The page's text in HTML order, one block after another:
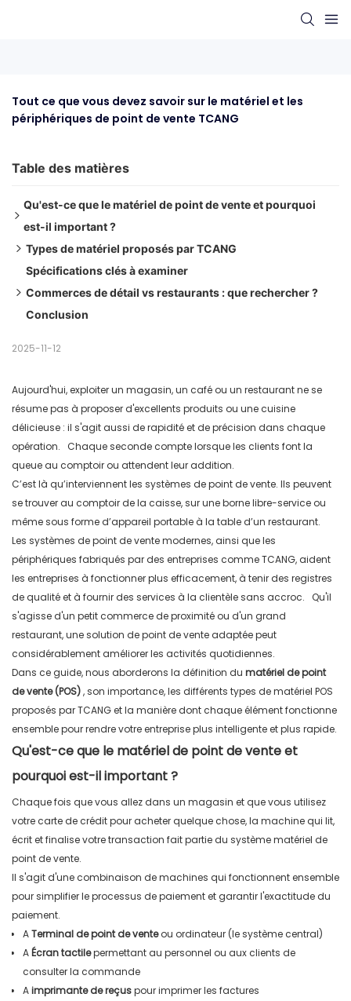
Tout ce que vous devez savoir sur le matériel et les
périphériques de point de vente TCANG
Table des matières
Qu'est-ce que le matériel de point de vente et pourquoi
est-il important ?
Pourquoi le matériel de point de vente est important
Types de matériel proposés par TCANG
1. Terminaux de point de vente de bureau
2. Terminaux de point de vente mobiles / portables
3. Bornes libre-service
Spécifications clés à examiner
Commerces de détail vs restaurants : que rechercher ?
Matériel de point de vente au détail
Conclusion
2025-11-12
Aujourd'hui, exploiter un magasin, un café ou un restaurant ne se
résume pas à proposer d'excellents produits ou une cuisine
délicieuse : il s'agit aussi de rapidité et de précision dans chaque
opération. Chaque seconde compte lorsque les clients font la
queue au comptoir ou attendent leur addition.
C’est là qu’interviennent les systèmes de point de vente. Ils peuvent
se trouver au comptoir de la caisse, sur une borne libre-service ou
même sous forme d’appareil portable à la table d’un restaurant.
Les systèmes de point de vente modernes, ainsi que les
périphériques fabriqués par des entreprises comme TCANG, aident
les entreprises à fonctionner plus efficacement, à tenir des registres
de qualité et à fournir des services à la clientèle sans accroc. Qu'il
s'agisse d'un petit commerce de proximité ou d'un grand
restaurant, une solution de point de vente adaptée peut
considérablement améliorer les activités quotidiennes.
Dans ce guide, nous aborderons la définition du matériel de point
de vente (POS), son importance, les différents types de matériel POS
proposés par TCANG et la manière dont chaque élément fonctionne
ensemble pour rendre votre entreprise plus intelligente et plus rapide.
Qu'est-ce que le matériel de point de vente et
pourquoi est-il important ?
Chaque fois que vous allez dans un magasin et que vous utilisez
votre carte de crédit pour acheter quelque chose, la machine qui lit,
écrit et finalise votre transaction fait partie du système matériel de
point de vente.
Il s'agit d'une combinaison de machines qui fonctionnent ensemble
pour simplifier le processus de paiement et garantir l'exactitude du
paiement.
ATerminal de point de vente ou ordinateur (le système central)
AÉcran tactilepermettant au personnel ou aux clients de
consulter la commande
Aimprimante de reçuspour imprimer les factures